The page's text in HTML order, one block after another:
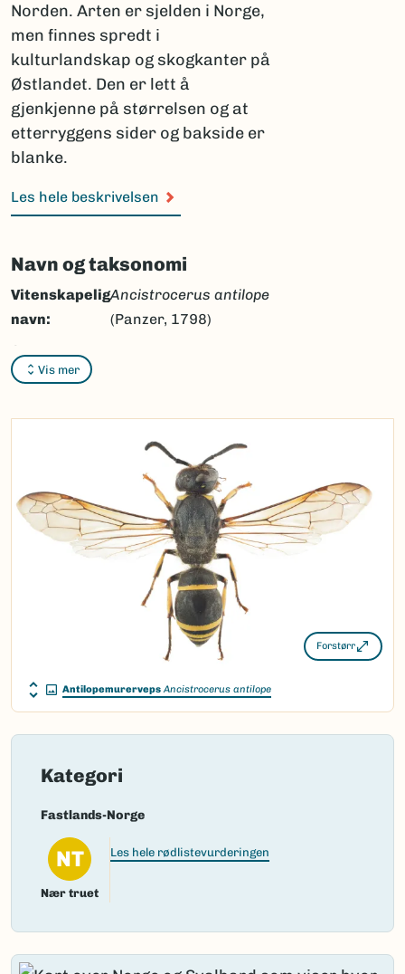
Norden. Arten er sjelden i Norge,
men finnes spredt i
kulturlandskap og skogkanter på
Østlandet. Den er lett å
gjenkjenne på størrelsen og at
etterryggens sider og bakside er
blanke.
Les hele beskrivelsen
Navn og taksonomi
Vis mer
Vitenskapelig
navn:
Ancistrocerus antilope
(Panzer, 1798)
Synonymer:
Bokmål:antilopemurerveps
Nynorsk:Ingen
Nordsamisk/Davvisámegiella:Ingen
Vitenskapelig navn ID:
119246
Takson ID:77492
Gå til Nortaxa for flere detaljer
(Ekstern lenke)
Forstørr
Antilopemurerveps Ancistrocerus antilope
Kategori
Fastlands-Norge
NT
Nær truet
Les hele rødlistevurderingen